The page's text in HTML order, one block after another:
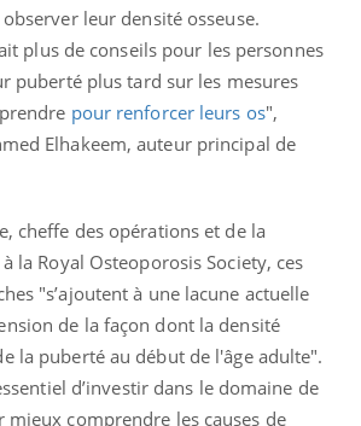
leur densité osseuse.
plus de conseils pour les personnes
puberté plus tard sur les mesures
pour renforcer leurs os",
Elhakeem, auteur principal de
cheffe des opérations et de la
la Royal Osteoporosis Society, ces
"s’ajoutent à une lacune actuelle
de la façon dont la densité
la puberté au début de l'âge adulte".
d’investir dans le domaine de
mieux comprendre les causes de